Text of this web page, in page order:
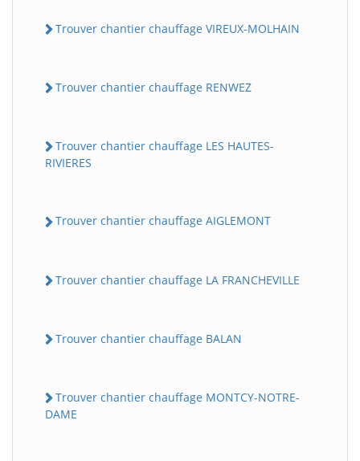
Trouver chantier chauffage VIREUX-MOLHAIN
Trouver chantier chauffage RENWEZ
Trouver chantier chauffage LES HAUTES-
RIVIERES
Trouver chantier chauffage AIGLEMONT
Trouver chantier chauffage LA FRANCHEVILLE
Trouver chantier chauffage BALAN
Trouver chantier chauffage MONTCY-NOTRE-
DAME